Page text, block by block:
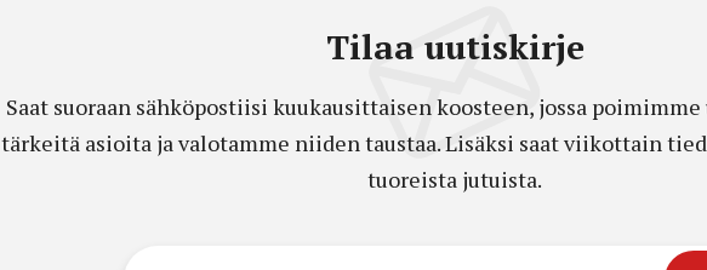
Tilaa uutiskirje
Saat suoraan sähköpostiisi kuukausittaisen koosteen, jossa
tärkeitä asioita ja valotamme niiden taustaa. Lisäksi saat viikottain
tuoreista jutuista.